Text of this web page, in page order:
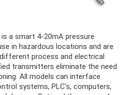
a smart 4-20mA pressure
in hazardous locations and are
process and electrical
transmitters eliminate the need
All models can interface
systems, PLC's, computers,